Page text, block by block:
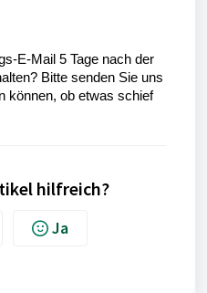
E-Mail 5 Tage nach der
Bitte senden Sie uns
können, ob etwas schief
hilfreich?
Ja